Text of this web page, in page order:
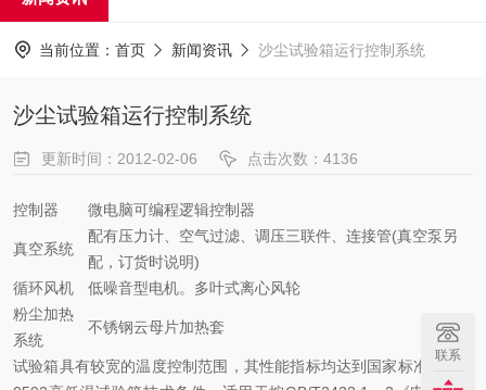
当前位置： 首页 新闻资讯 沙尘试验箱运行控制系统
沙尘试验箱运行控制系统
更新时间：2012-02-06 点击次数：4136
控制器 微电脑可编程逻辑控制器
真空系统
配有压力计、空气过滤、调压三联件、连接管(真空泵另
配，订货时说明)
循环风机
低噪音型电机。多叶式离心风轮
粉尘加热
系统
不锈钢云母片加热套
试验箱具有较宽的温度控制范围，其性能指标均达到国家标准GB/T1
联系